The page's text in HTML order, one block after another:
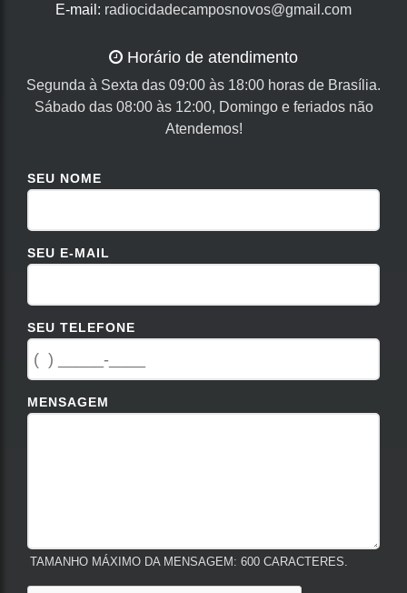
E-mail: radiocidadecamposnovos@gmail.com
Horário de atendimento
Segunda à Sexta das 09:00 às 18:00 horas de Brasília.
Sábado das 08:00 às 12:00, Domingo e feriados não
Atendemos!
SEU NOME
SEU E-MAIL
SEU TELEFONE
MENSAGEM
TAMANHO MÁXIMO DA MENSAGEM: 600 CARACTERES.